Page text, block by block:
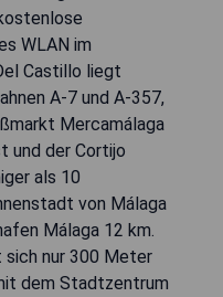
WLAN im
Castillo liegt
A-7 und A-357,
Mercamálaga
und der Cortijo
als 10
von Málaga
Málaga 12 km.
nur 300 Meter
dem Stadtzentrum